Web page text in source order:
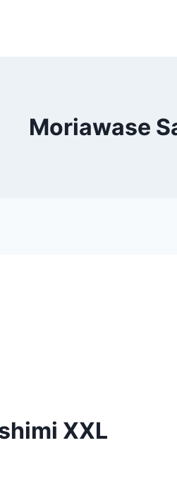
Moriawase
XXL